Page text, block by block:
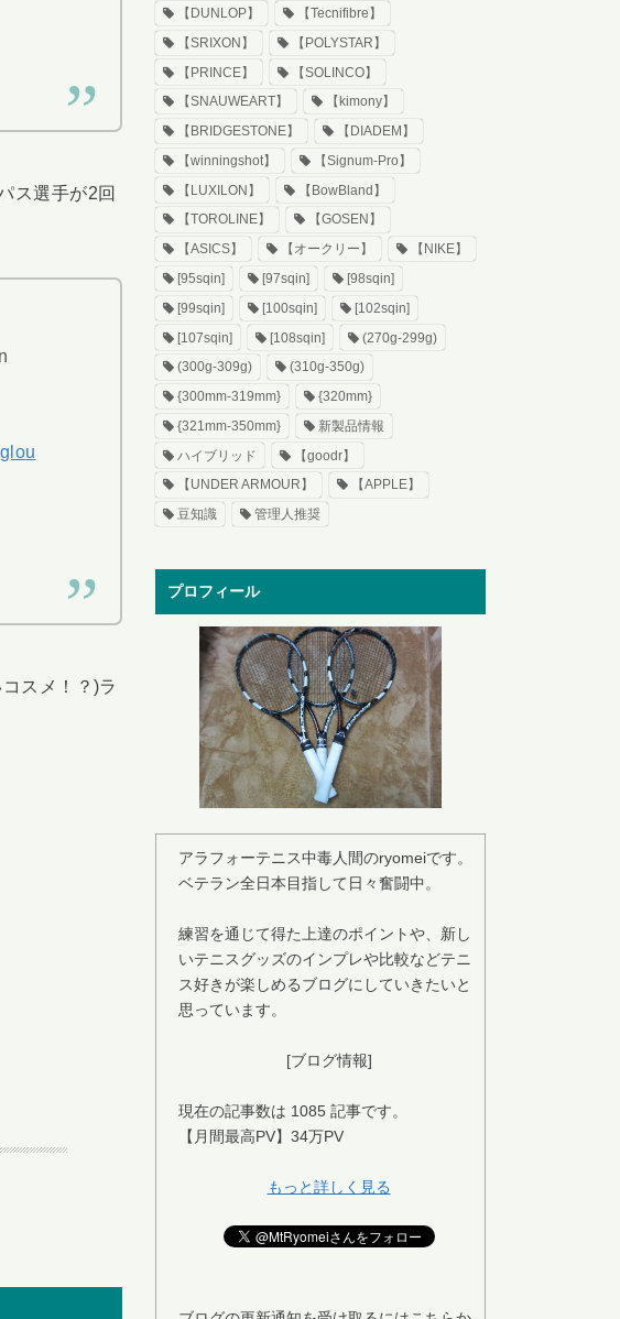
ス選手が2回
スメ！？)ラ
【DUNLOP】
【Tecnifibre】
【SRIXON】
【POLYSTAR】
【PRINCE】
【SOLINCO】
【SNAUWEART】
【kimony】
【BRIDGESTONE】
【DIADEM】
【winningshot】
【Signum-Pro】
【LUXILON】
【BowBland】
【TOROLINE】
【GOSEN】
【ASICS】
【オークリー】
【NIKE】
[95sqin]
[97sqin]
[98sqin]
[99sqin]
[100sqin]
[102sqin]
[107sqin]
[108sqin]
(270g-299g)
(300g-309g)
(310g-350g)
{300mm-319mm}
{320mm}
{321mm-350mm}
新製品情報
ハイブリッド
【goodr】
【UNDER ARMOUR】
【APPLE】
豆知識
管理人推奨
プロフィール
アラフォーテニス中毒人間のryomeiです。
ベテラン全日本目指して日々奮闘中。
練習を通じて得た上達のポイントや、新し
いテニスグッズのインプレや比較などテニ
ス好きが楽しめるブログにしていきたいと
思っています。
[ブログ情報]
現在の記事数は 1085 記事です。
【月間最高PV】34万PV
もっと詳しく見る